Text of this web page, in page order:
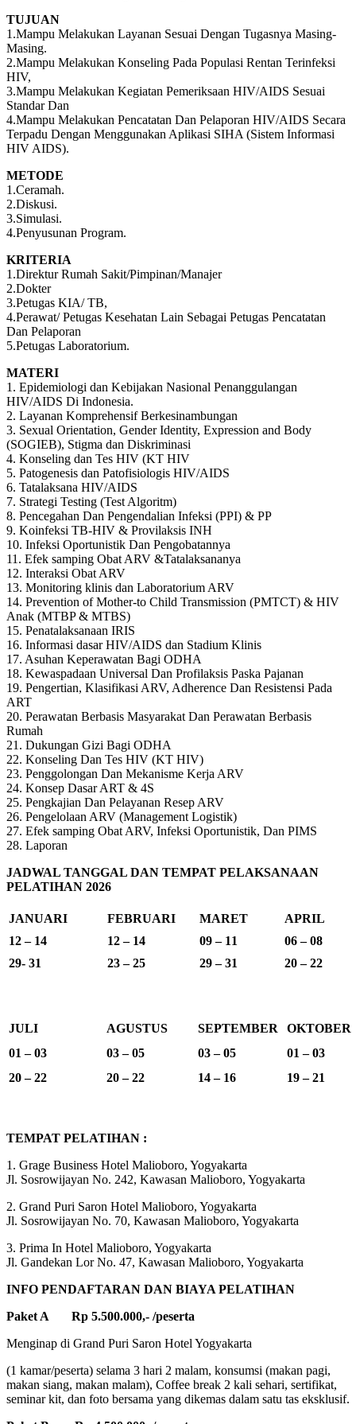
TUJUAN
1.Mampu Melakukan Layanan Sesuai Dengan Tugasnya Masing-
Masing.
2.Mampu Melakukan Konseling Pada Populasi Rentan Terinfeksi
HIV,
3.Mampu Melakukan Kegiatan Pemeriksaan HIV/AIDS Sesuai
Standar Dan
4.Mampu Melakukan Pencatatan Dan Pelaporan HIV/AIDS Secara
Terpadu Dengan Menggunakan Aplikasi SIHA (Sistem Informasi
HIV AIDS).
METODE
1.Ceramah.
2.Diskusi.
3.Simulasi.
4.Penyusunan Program.
KRITERIA
1.Direktur Rumah Sakit/Pimpinan/Manajer
2.Dokter
3.Petugas KIA/ TB,
4.Perawat/ Petugas Kesehatan Lain Sebagai Petugas Pencatatan
Dan Pelaporan
5.Petugas Laboratorium.
MATERI
1. Epidemiologi dan Kebijakan Nasional Penanggulangan
HIV/AIDS Di Indonesia.
2. Layanan Komprehensif Berkesinambungan
3. Sexual Orientation, Gender Identity, Expression and Body
(SOGIEB), Stigma dan Diskriminasi
4. Konseling dan Tes HIV (KT HIV
5. Patogenesis dan Patofisiologis HIV/AIDS
6. Tatalaksana HIV/AIDS
7. Strategi Testing (Test Algoritm)
8. Pencegahan Dan Pengendalian Infeksi (PPI) & PP
9. Koinfeksi TB-HIV & Provilaksis INH
10. Infeksi Oportunistik Dan Pengobatannya
11. Efek samping Obat ARV &Tatalaksananya
12. Interaksi Obat ARV
13. Monitoring klinis dan Laboratorium ARV
14. Prevention of Mother-to Child Transmission (PMTCT) & HIV
Anak (MTBP & MTBS)
15. Penatalaksanaan IRIS
16. Informasi dasar HIV/AIDS dan Stadium Klinis
17. Asuhan Keperawatan Bagi ODHA
18. Kewaspadaan Universal Dan Profilaksis Paska Pajanan
19. Pengertian, Klasifikasi ARV, Adherence Dan Resistensi Pada
ART
20. Perawatan Berbasis Masyarakat Dan Perawatan Berbasis
Rumah
21. Dukungan Gizi Bagi ODHA
22. Konseling Dan Tes HIV (KT HIV)
23. Penggolongan Dan Mekanisme Kerja ARV
24. Konsep Dasar ART & 4S
25. Pengkajian Dan Pelayanan Resep ARV
26. Pengelolaan ARV (Management Logistik)
27. Efek samping Obat ARV, Infeksi Oportunistik, Dan PIMS
28. Laporan
JADWAL TANGGAL DAN TEMPAT PELAKSANAAN
PELATIHAN 2026
JANUARI FEBRUARI MARET
APRIL
12 – 14
12 – 14 09 – 11
06 – 08
29- 31
23 – 25 29 – 31 20 – 22
JULI AGUSTUS SEPTEMBER
OKTOBER
01 – 03
03 – 05 03 – 05
01 – 03
20 – 22
20 – 22 14 – 16 19 – 21
TEMPAT PELATIHAN :
1. Grage Business Hotel Malioboro, Yogyakarta
Jl. Sosrowijayan No. 242, Kawasan Malioboro, Yogyakarta
2. Grand Puri Saron Hotel Malioboro, Yogyakarta
Jl. Sosrowijayan No. 70, Kawasan Malioboro, Yogyakarta
3. Prima In Hotel Malioboro, Yogyakarta
Jl. Gandekan Lor No. 47, Kawasan Malioboro, Yogyakarta
INFO PENDAFTARAN DAN BIAYA PELATIHAN
Paket A Rp 5.500.000,- /peserta
Menginap di Grand Puri Saron Hotel Yogyakarta
(1 kamar/peserta) selama 3 hari 2 malam, konsumsi (makan pagi,
makan siang, makan malam), Coffee break 2 kali sehari, sertifikat,
seminar kit, dan foto bersama yang dikemas dalam satu tas eksklusif.